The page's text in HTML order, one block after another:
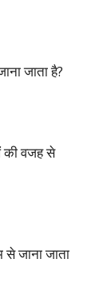
जाता है?
की वजह से
से जाना जाता